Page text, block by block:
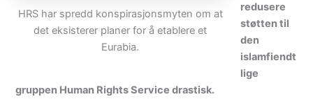
HRS har spredd konspirasjonsmyten om at
det eksisterer planer for å etablere et
Eurabia.
redusere
støtten til
den
islamfiendt
lige
gruppen Human Rights Service drastisk.